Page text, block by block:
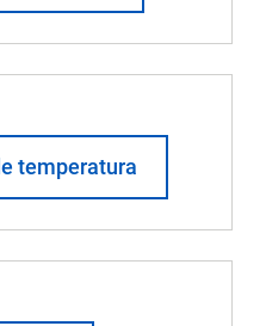
temperatura